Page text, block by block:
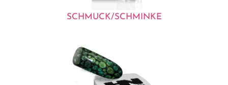
SCHMUCK/SCHMINKE